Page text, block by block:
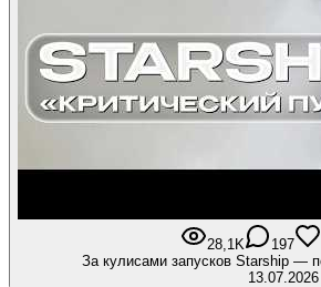
28,1K 197
За кулисами запусков Starship —
13.07.2026